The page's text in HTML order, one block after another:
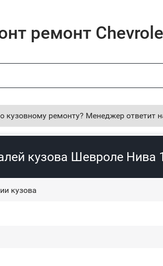
ремонт
кузовному ремонту? Менеджер ответит
кузова Шевроле Нива
кузова